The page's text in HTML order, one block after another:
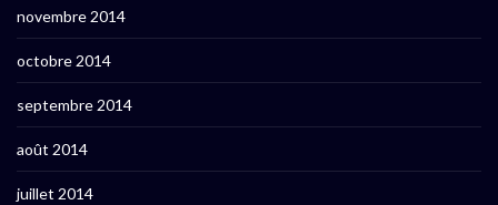
novembre 2014
octobre 2014
septembre 2014
août 2014
juillet 2014